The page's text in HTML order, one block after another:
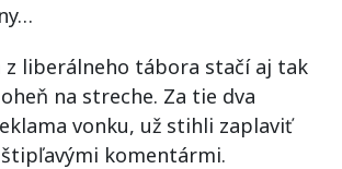
liberálneho tábora stačí aj tak
na streche. Za tie dva
vonku, už stihli zaplaviť
komentármi.